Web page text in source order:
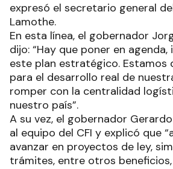
expresó el secretario general
Lamothe.
En esta línea, el gobernador
dijo: “Hay que poner en agenda,
este plan estratégico. Estamos
para el desarrollo real de
romper con la centralidad
nuestro país”.
A su vez, el gobernador
al equipo del CFI y explicó que
avanzar en proyectos de ley,
trámites, entre otros